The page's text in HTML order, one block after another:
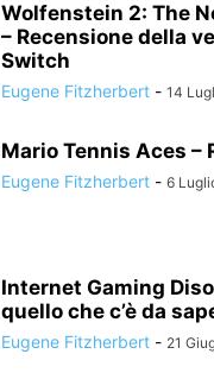
Wolfenstein 2: The
– Recensione della
Switch
Eugene Fitzherbert - 14
Mario Tennis Aces –
Eugene Fitzherbert - 6
Internet Gaming
quello che c’è da
Eugene Fitzherbert - 21